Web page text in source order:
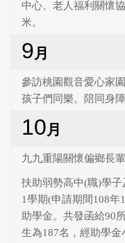
中心、老人福利關懷
米。
9月
參訪桃園觀音愛心家
孩子們同樂。陪同身
10月
九九重陽關懷偏鄉長
扶助弱勢高中(職)學
1學期(申請期間108年
助學金。共發函給90
生為187名，經助學